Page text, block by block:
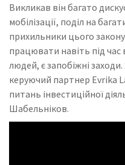
Викликав він багато
мобілізації, поділ на
прихильники цього
працювати навіть під час
людей, є запобіжні заходи.
керуючий партнер Evrika
питань інвестиційної
Шабельніков.